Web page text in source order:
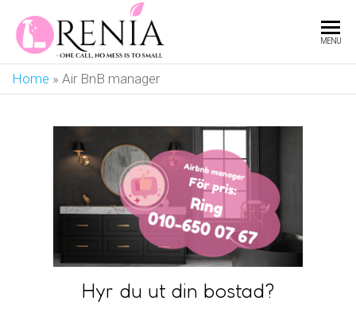
mess
small
MENU
Home » Air BnB manager
Hyr du ut din bostad?